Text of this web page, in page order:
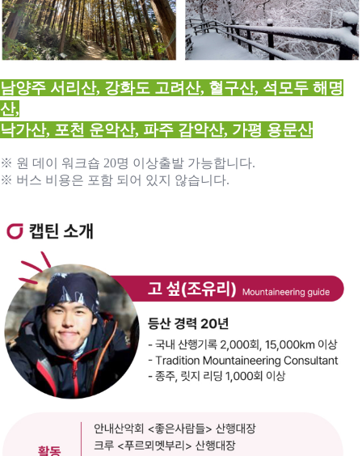
남양주 서리산, 강화도 고려산, 혈구산, 석모두 해명
산,
낙가산, 포천 운악산, 파주 감악산, 가평 용문산
※ 원 데이 워크숍 20명 이상출발 가능합니다.
※ 버스 비용은 포함 되어 있지 않습니다.